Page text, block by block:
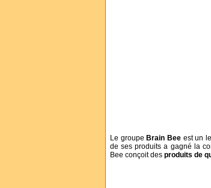
Le groupeBrain Bee est un
de ses produits a gagné la
Bee conçoit des produits de